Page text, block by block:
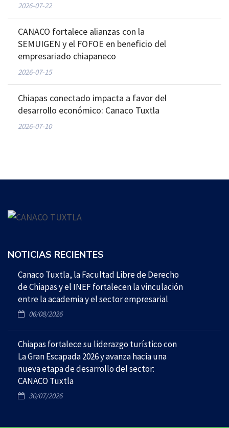
2026-07-22
CANACO fortalece alianzas con la
SEMUIGEN y el FOFOE en beneficio del
empresariado chiapaneco
2026-07-15
Chiapas conectado impacta a favor del
desarrollo económico: Canaco Tuxtla
2026-07-10
NOTICIAS RECIENTES
Canaco Tuxtla, la Facultad Libre de Derecho
de Chiapas y el INEF fortalecen la vinculación
entre la academia y el sector empresarial
06/08/2026
Chiapas fortalece su liderazgo turístico con
La Gran Escapada 2026 y avanza hacia una
nueva etapa de desarrollo del sector:
CANACO Tuxtla
30/07/2026